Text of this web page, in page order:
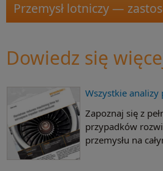
Przemysł lotniczy —
Dowiedz się
Wszystkie
Zapoznaj się z
przypadków
przemysłu na